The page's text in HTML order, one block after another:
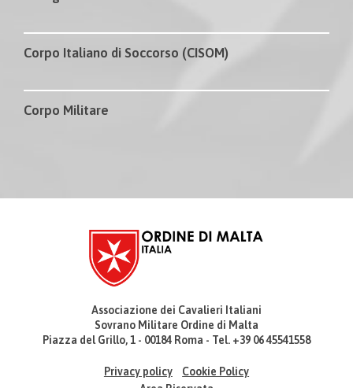
Corpo Italiano di Soccorso (CISOM)
Corpo Militare
Associazione dei Cavalieri Italiani
Sovrano Militare Ordine di Malta
Piazza del Grillo, 1 - 00184 Roma - Tel. +39 06 45541558
Privacy policy
Cookie Policy